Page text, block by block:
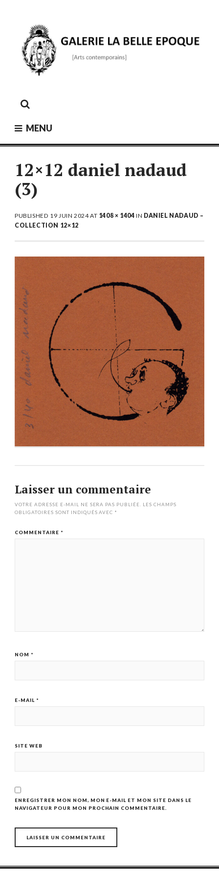
MENU
12×12 daniel nadaud
(3)
PUBLISHED 19 JUIN 2024AT 1408 × 1404 IN DANIEL NADAUD –
COLLECTION 12×12
Laisser un commentaire
VOTRE ADRESSE E-MAIL NE SERA PAS PUBLIÉE.
LES CHAMPS
OBLIGATOIRES SONT INDIQUÉS AVEC *
COMMENTAIRE *
NOM *
E-MAIL *
SITE WEB
ENREGISTRER MON NOM, MON E-MAIL ET MON SITE DANS LE
NAVIGATEUR POUR MON PROCHAIN COMMENTAIRE.